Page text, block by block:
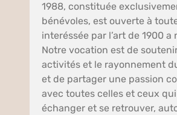
1988, constituée
bénévoles, est ouverte à
interéssée par l’art de 1900 a
Notre vocation est de
activités et le rayonnement
et de partager une passion
avec toutes celles et ceux
échanger et se retrouver,